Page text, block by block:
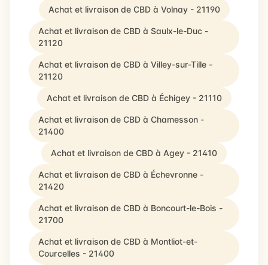
Achat et livraison de CBD à Volnay - 21190
Achat et livraison de CBD à Saulx-le-Duc -
21120
Achat et livraison de CBD à Villey-sur-Tille -
21120
Achat et livraison de CBD à Échigey - 21110
Achat et livraison de CBD à Chamesson -
21400
Achat et livraison de CBD à Agey - 21410
Achat et livraison de CBD à Échevronne -
21420
Achat et livraison de CBD à Boncourt-le-Bois -
21700
Achat et livraison de CBD à Montliot-et-
Courcelles - 21400